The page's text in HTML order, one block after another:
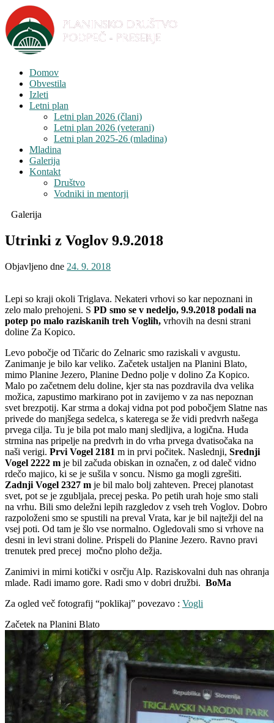
Domov
Obvestila
Izleti
Letni plan
Letni plan 2026 (člani)
Letni plan 2026 (veterani)
Letni plan 2025-26 (mladina)
Mladina
Galerija
Kontakt
Društvo
Vodniki in mentorji
Galerija
Utrinki z Voglov 9.9.2018
Objavljeno dne 24. 9. 2018
Lepi so kraji okoli Triglava. Nekateri vrhovi so kar nepoznani in
zelo malo prehojeni. S PD smo se v nedeljo, 9.9.2018 podali na
potep po malo raziskanih treh Voglih, vrhovih na desni strani
doline Za Kopico.
Levo pobočje od Tičaric do Zelnaric smo raziskali v avgustu.
Zanimanje je bilo kar veliko. Začetek ustaljen na Planini Blato,
mimo Planine Jezero, Planine Dedno polje v dolino Za Kopico.
Malo po začetnem delu doline, kjer sta nas pozdravila dva velika
možica, zapustimo markirano pot in zavijemo v za nas nepoznan
svet brezpotij. Kar strma a dokaj vidna pot pod pobočjem Slatne nas
privede do manjšega sedelca, s katerega se že vidi predvrh našega
prvega cilja. Tu je bila pot malo manj sledljiva, a logična. Huda
strmina nas pripelje na predvrh in do vrha prvega dvatisočaka na
naši verigi. Prvi Vogel 2181 m in prvi počitek. Naslednji, Srednji
Vogel 2222 m je bil začuda obiskan in označen, z od daleč vidno
rdečo majico, ki se je sušila v soncu. Nismo ga mogli zgrešiti.
Zadnji Vogel 2327 m je bil malo bolj zahteven. Precej planotast
svet, pot se je zgubljala, precej peska. Po petih urah hoje smo stali
na vrhu. Bili smo deležni lepih razgledov z vseh treh Voglov. Dobro
razpoloženi smo se spustili na preval Vrata, kar je bil najtežji del na
vsej poti. Od tam je šlo vse normalno. Ogledovali smo si vrhove na
desni in levi strani doline. Prispeli do Planine Jezero. Ravno pravi
trenutek pred precej močno ploho dežja.
Zanimivi in mirni kotički v osrčju Alp. Raziskovalni duh nas ohranja
mlade. Radi imamo gore. Radi smo v dobri družbi. BoMa
Za ogled več fotografij “poklikaj” povezavo : Vogli
Začetek na Planini Blato